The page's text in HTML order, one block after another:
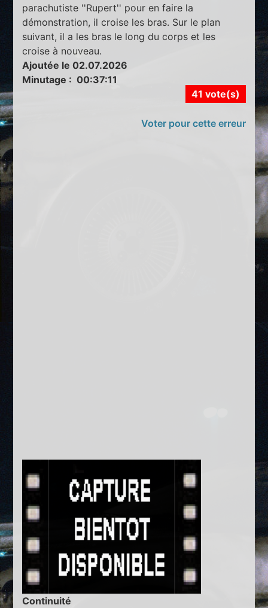
parachutiste ''Rupert'' pour en faire la
démonstration, il croise les bras. Sur le plan
suivant, il a les bras le long du corps et les
croise à nouveau.
Ajoutée le 02.07.2026
Minutage : 00:37:11
41 vote(s)
Voter pour cette erreur
Continuité